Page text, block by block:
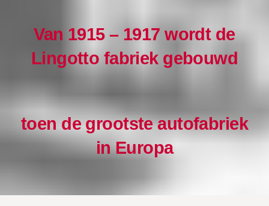
Van 1915 – 1917 wordt de
Lingotto fabriek gebouwd
toen de grootste autofabriek
in Europa